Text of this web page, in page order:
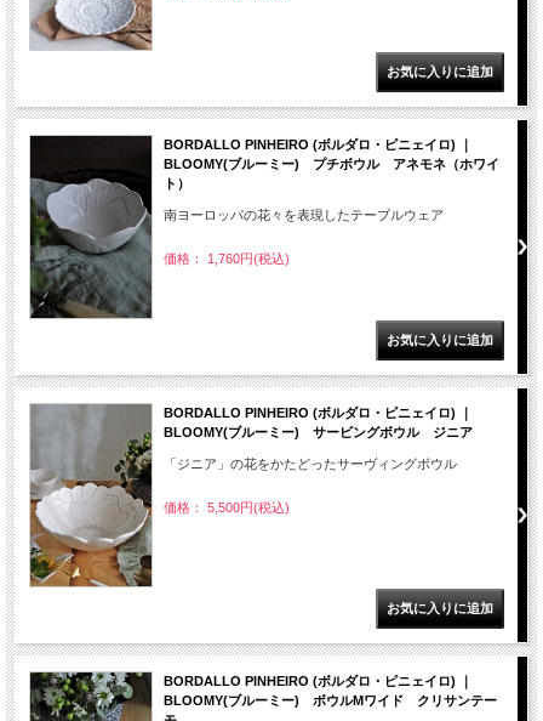
BORDALLO PINHEIRO (ボルダロ・ピニェイロ) ｜
BLOOMY(ブルーミー) プチボウル アネモネ（ホワイ
ト）
南ヨーロッパの花々を表現したテーブルウェア
価格： 1,760円(税込)
BORDALLO PINHEIRO (ボルダロ・ピニェイロ) ｜
BLOOMY(ブルーミー) サービングボウル ジニア
「ジニア」の花をかたどったサーヴィングボウル
価格： 5,500円(税込)
BORDALLO PINHEIRO (ボルダロ・ピニェイロ) ｜
BLOOMY(ブルーミー) ボウルMワイド クリサンテー